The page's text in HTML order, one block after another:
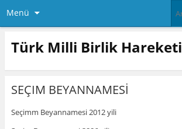
Menü
Türk Milli Birlik Hareketi
SEÇIM BEYANNAMESİ
Seçimm Beyannamesi 2012 yili